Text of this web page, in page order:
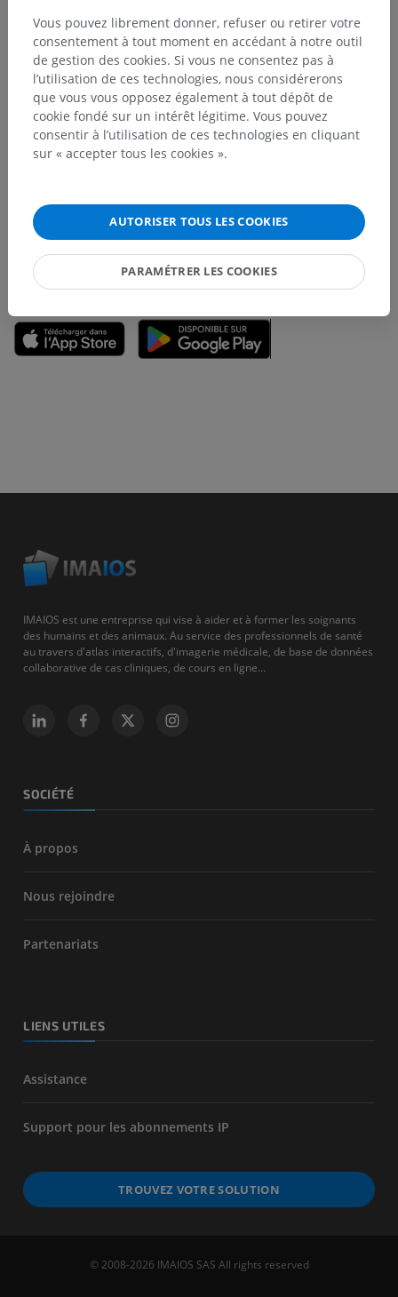
Traductions
Vous avez vu une erreur ?
N’hésitez pas à nous suggérer une correction, une
Signaler un problème
TÉLÉCHARGEZ L'APPLI
IMAIOS est une entreprise qui vise à aider et à former les soignants
des humains et des animaux. Au service des professionnels de santé
au travers d'atlas interactifs, d'imagerie médicale, de base de données
collaborative de cas cliniques, de cours en ligne...
SOCIÉTÉ
À propos
Nous rejoindre
Partenariats
LIENS UTILES
Assistance
Support pour les abonnements IP
TROUVEZ VOTRE SOLUTION
© 2008-2026 IMAIOS SAS All rights reserved
Vous pouvez librement donner, refuser ou retirer votre
consentement à tout moment en accédant à notre outil
de gestion des cookies. Si vous ne consentez pas à
l’utilisation de ces technologies, nous considérerons
que vous vous opposez également à tout dépôt de
cookie fondé sur un intérêt légitime. Vous pouvez
consentir à l’utilisation de ces technologies en cliquant
sur « accepter tous les cookies ».
AUTORISER TOUS LES COOKIES
PARAMÉTRER LES COOKIES